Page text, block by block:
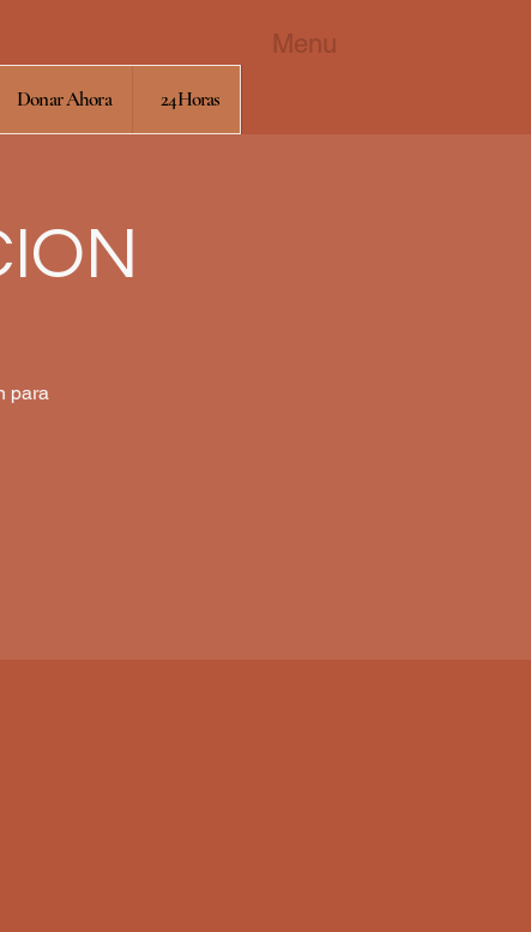
Menu
Donar Ahora 24Horas
para